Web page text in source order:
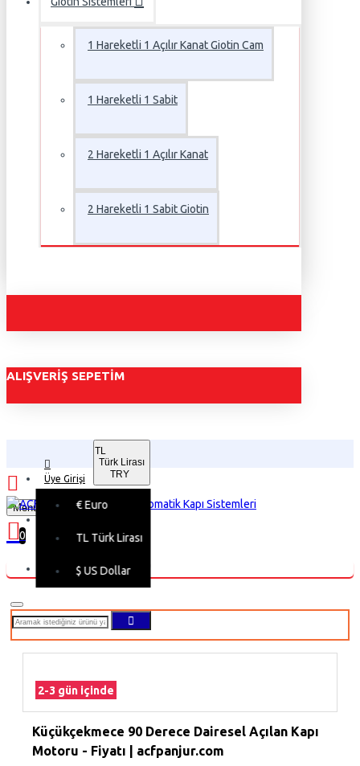
1 Hareketli 1 Açılır Kanat Giotin Cam
1 Hareketli 1 Sabit
2 Hareketli 1 Açılır Kanat
2 Hareketli 1 Sabit Giotin
ALIŞVERIŞ SEPETIM
Üye Girişi
TL
Türk Lirası
TRY
€Euro
TL Türk Lirası
$ US Dollar
Menu
0
Alışveriş sepetiniz boş!
2-3 gün içinde
Küçükçekmece 90 Derece Dairesel Açılan Kapı
Motoru - Fiyatı | acfpanjur.com